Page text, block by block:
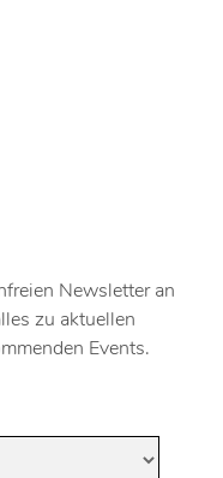
Newsletter an
zu aktuellen
Events.